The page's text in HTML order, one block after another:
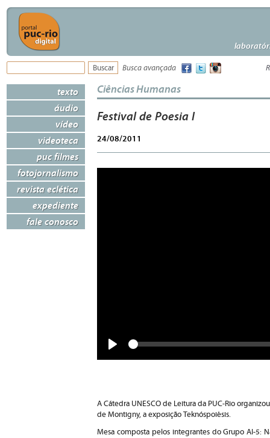
Busca avançada
texto
áudio
vídeo
videoteca
puc filmes
fotojornalismo
revista eclética
expediente
fale conosco
Ciências Humanas
Festival de Poesia I
24/08/2011
Seek
A Cátedra UNESCO de Leitura da PUC-Rio
de Montigny, a exposição Teknóspoiésis.
Mesa composta pelos integrantes do Grupo AI-5: